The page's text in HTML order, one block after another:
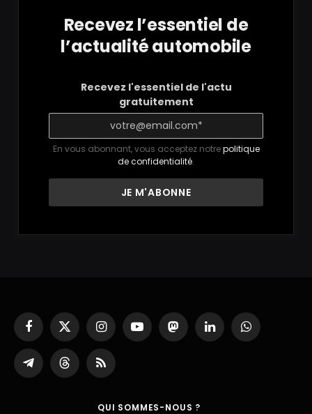
Recevez l’essentiel de
l’actualité automobile
Recevez l'essentiel de l'actu
gratuitement
En vous abonnant, vous acceptez notrepolitique
de confidentialité.
Facebook
X
(Twitter)
InstagramYouTubeMastodonLinkedInWhatsApp
Partager
sur
ThreadsRSS
QUI SOMMES-NOUS ?